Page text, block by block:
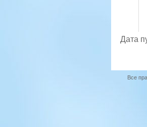
Дата
Все